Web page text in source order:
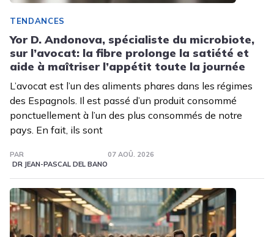
TENDANCES
Yor D. Andonova, spécialiste du microbiote,
sur l’avocat: la fibre prolonge la satiété et
aide à maîtriser l’appétit toute la journée
L’avocat est l’un des aliments phares dans les régimes
des Espagnols. Il est passé d’un produit consommé
ponctuellement à l’un des plus consommés de notre
pays. En fait, ils sont
PAR
DR JEAN-PASCAL DEL BANO
07 AOÛ. 2026